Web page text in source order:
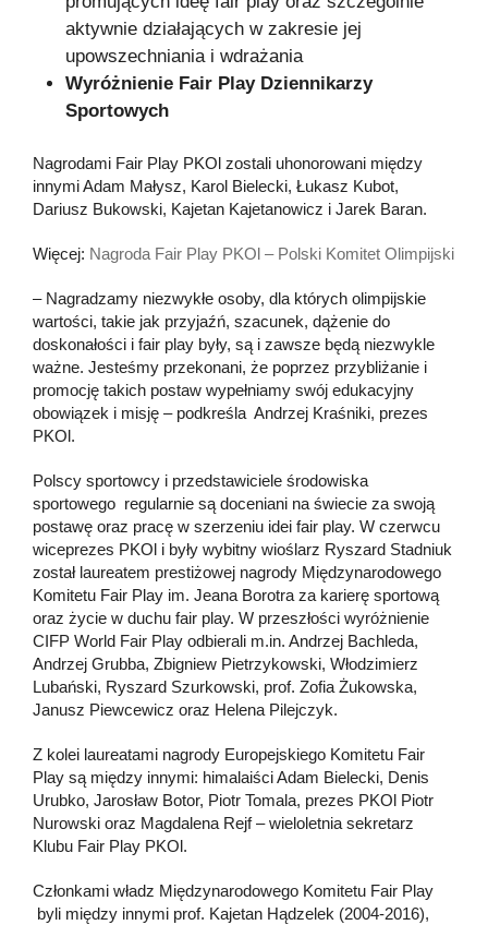
aktywnie działających w zakresie jej
upowszechniania i wdrażania
Wyróżnienie Fair Play Dziennikarzy
Sportowych
Nagrodami Fair Play PKOl zostali uhonorowani między
innymi Adam Małysz, Karol Bielecki, Łukasz Kubot,
Dariusz Bukowski, Kajetan Kajetanowicz i Jarek Baran.
Więcej: Nagroda Fair Play PKOl – Polski Komitet Olimpijski
– Nagradzamy niezwykłe osoby, dla których olimpijskie
wartości, takie jak przyjaźń, szacunek, dążenie do
doskonałości i fair play były, są i zawsze będą niezwykle
ważne. Jesteśmy przekonani, że poprzez przybliżanie i
promocję takich postaw wypełniamy swój edukacyjny
obowiązek i misję – podkreśla Andrzej Kraśniki, prezes
PKOl.
Polscy sportowcy i przedstawiciele środowiska
sportowego regularnie są doceniani na świecie za swoją
postawę oraz pracę w szerzeniu idei fair play. W czerwcu
wiceprezes PKOl i były wybitny wioślarz Ryszard Stadniuk
został laureatem prestiżowej nagrody Międzynarodowego
Komitetu Fair Play im. Jeana Borotra za karierę sportową
oraz życie w duchu fair play. W przeszłości wyróżnienie
CIFP World Fair Play odbierali m.in. Andrzej Bachleda,
Andrzej Grubba, Zbigniew Pietrzykowski, Włodzimierz
Lubański, Ryszard Szurkowski, prof. Zofia Żukowska,
Janusz Piewcewicz oraz Helena Pilejczyk.
Z kolei laureatami nagrody Europejskiego Komitetu Fair
Play są między innymi: himalaiści Adam Bielecki, Denis
Urubko, Jarosław Botor, Piotr Tomala, prezes PKOl Piotr
Nurowski oraz Magdalena Rejf – wieloletnia sekretarz
Klubu Fair Play PKOl.
Członkami władz Międzynarodowego Komitetu Fair Play
byli między innymi prof. Kajetan Hądzelek (2004-2016),